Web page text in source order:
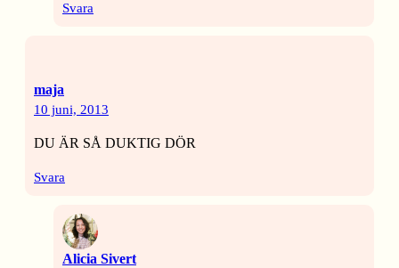
Svara
maja
10 juni, 2013
DU ÄR SÅ DUKTIG DÖR
Svara
Alicia Sivert